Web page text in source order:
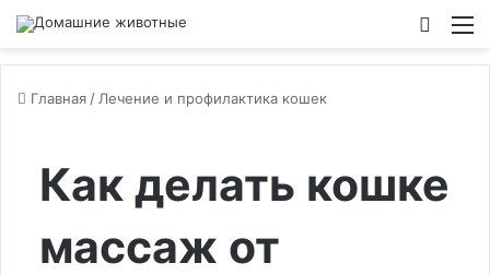
Главная / Лечение и профилактика кошек
Как делать кошке
массаж от